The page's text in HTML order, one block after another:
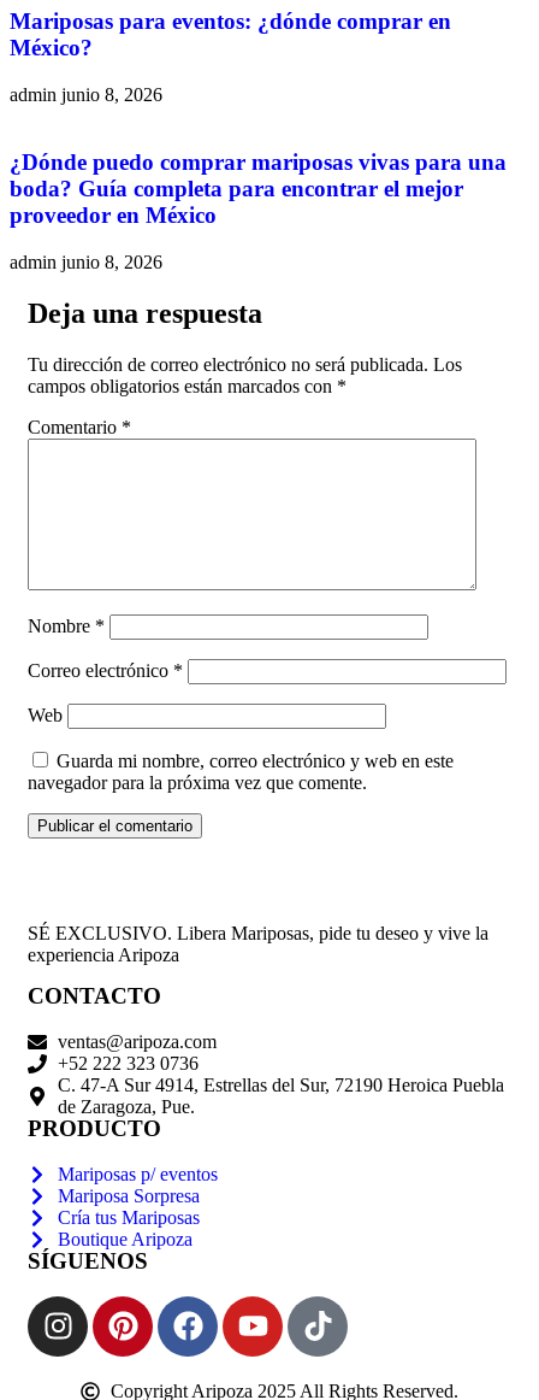
Mariposas para eventos: ¿dónde comprar en
México?
admin junio 8, 2026
¿Dónde puedo comprar mariposas vivas para una
boda? Guía completa para encontrar el mejor
proveedor en México
admin junio 8, 2026
Deja una respuesta
Tu dirección de correo electrónico no será publicada. Los
campos obligatorios están marcados con *
Comentario *
Nombre *
Correo electrónico *
Web
Guarda mi nombre, correo electrónico y web en este
navegador para la próxima vez que comente.
SÉ EXCLUSIVO. Libera Mariposas, pide tu deseo y vive la
experiencia Aripoza
CONTACTO
ventas@aripoza.com
+52 222 323 0736
C. 47-A Sur 4914, Estrellas del Sur, 72190 Heroica Puebla
de Zaragoza, Pue.
PRODUCTO
Mariposas p/ eventos
Mariposa Sorpresa
Cría tus Mariposas
Boutique Aripoza
SÍGUENOS
Copyright Aripoza 2025 All Rights Reserved.